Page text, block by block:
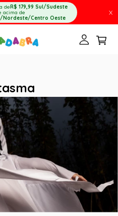
deR$ 179,99 Sul/Sudeste
acima de
Nordeste/Centro Oeste
X